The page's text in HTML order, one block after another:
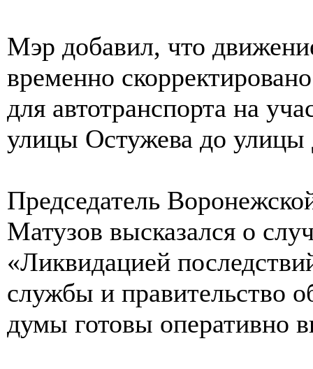
Мэр добавил, что
временно
для автотранспорта на
улицы Остужева до
Председатель
Матузов высказался о
«Ликвидацией
службы и правительство
думы готовы оперативно